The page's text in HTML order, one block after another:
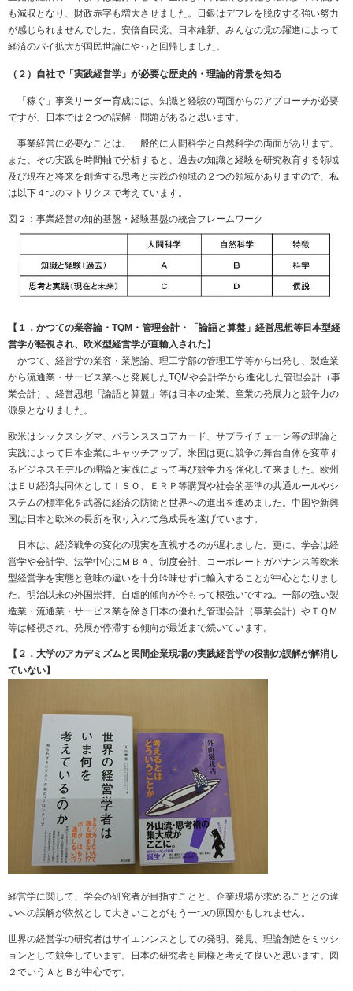
も減収となり、財政赤字も増大させました。日銀はデフレを脱皮する強い努力
が感じられませんでした。安倍自民党、日本維新、みんなの党の躍進によって
経済のパイ拡大が国民世論にやっと回帰しました。
（２）自社で「実践経営学」が必要な歴史的・理論的背景を知る
「稼ぐ」事業リーダー育成には、知識と経験の両面からのアプローチが必要
ですが、日本では２つの誤解・問題があると思います。
事業経営に必要なことは、一般的に人間科学と自然科学の両面があります。
また、その実践を時間軸で分析すると、過去の知識と経験を研究教育する領域
及び現在と将来を創造する思考と実践の領域の２つの領域がありますので、私
は以下４つのマトリクスで考えています。
図２：事業経営の知的基盤・経験基盤の統合フレームワーク
【１．かつての業容論・TQM・管理会計・「論語と算盤」経営思想等日本型経
営学が軽視され、欧米型経営学が直輸入された】
かつて、経営学の業容・業態論、理工学部の管理工学等から出発し、製造業
から流通業・サービス業へと発展したTQMや会計学から進化した管理会計（事
業会計）、経営思想「論語と算盤」等は日本の企業、産業の発展力と競争力の
源泉となりました。
欧米はシックスシグマ、バランススコアカード、サプライチェーン等の理論と
実践によって日本企業にキャッチアップ。米国は更に競争の舞台自体を変革す
るビジネスモデルの理論と実践によって再び競争力を強化して来ました。欧州
はＥＵ経済共同体としてＩＳＯ、ＥＲＰ等購買や社会的基準の共通ルールやシ
ステムの標準化を武器に経済の防衛と世界への進出を進めました。中国や新興
国は日本と欧米の長所を取り入れて急成長を遂げています。
日本は、経済戦争の変化の現実を直視するのが遅れました。更に、学会は経
営学や会計学、法学中心にＭＢＡ、制度会計、コーポレートガバナンス等欧米
型経営学を実態と意味の違いを十分吟味せずに輸入することが中心となりまし
た。明治以来の外国崇拝、自虐的傾向が今もって根強いですね。一部の強い製
造業・流通業・サービス業を除き日本の優れた管理会計（事業会計）やＴＱＭ
等は軽視され、発展が停滞する傾向が最近まで続いています。
【２．大学のアカデミズムと民間企業現場の実践経営学の役割の誤解が解消し
ていない】
経営学に関して、学会の研究者が目指すことと、企業現場が求めることとの違
いへの誤解が依然として大きいことがもう一つの原因かもしれません。
世界の経営学の研究者はサイエンンスとしての発明、発見、理論創造をミッシ
ョンとして競争しています。日本の研究者も同様と考えて良いと思います。図
２でいうＡとＢが中心です。